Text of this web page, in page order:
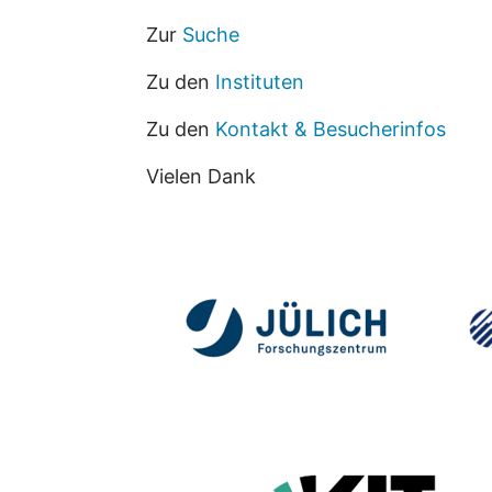
Zur Suche
Zu den Instituten
Zu den Kontakt & Besucherinfos
Vielen Dank